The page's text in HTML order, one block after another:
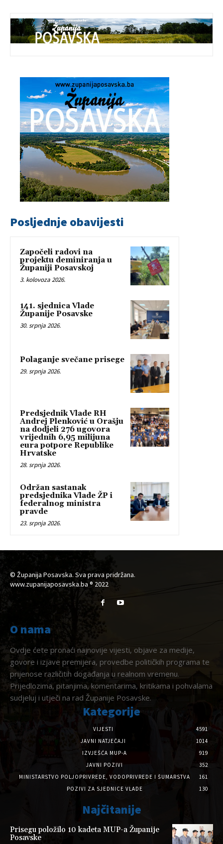
Posljednje obavijesti
Započeli radovi na
projektu deminiranja u
Županiji Posavskoj
3. kolovoza 2026.
141. sjednica Vlade
Županije Posavske
30. srpnja 2026.
Polaganje svečane prisege
29. srpnja 2026.
Predsjednik Vlade RH
Andrej Plenković u Orašju
na dodjeli 276 ugovora
vrijednih 6,95 milijuna
eura potpore Republike
Hrvatske
28. srpnja 2026.
Održan sastanak
predsjednika Vlade ŽP i
federalnog ministra
pravde
23. srpnja 2026.
© Županija Posavska. Sva prava pridržana.
www.zupanijaposavska.ba ® 2022
O nama
Ovdje ćete pronaći najnovije vijesti, objave za medije,
govore i izjave premijera, provedbe političkih programa te
prijenose različitih događanja u realnom vremenu.
Prijedlozima, pitanjima, komentarima, kritikama i pohvalama
sudjeluj i utječi na rad Županije Posavske.
Kategorije
VIJESTI
4591
JAVNI NATJEČAJI
1014
IZVJEŠĆA MUP-A
919
JAVNI POZIVI
352
MINISTARSTVO POLJOPRIVREDE, VODOPRIVREDE I ŠUMARSTVA
161
POZIVI ZA SJEDNICE VLADE
130
Najčitanije
Prisegu položilo 10 kadeta MUP-a Županije
Posavske